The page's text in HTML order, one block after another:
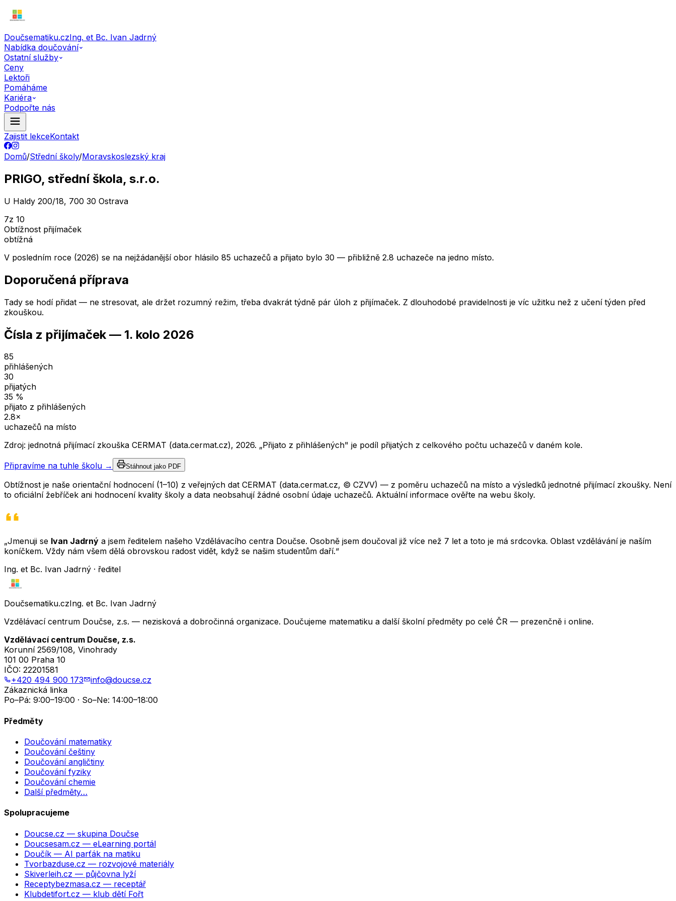
Doučsematiku.czIng. et Bc. Ivan Jadrný
Nabídka doučování
Ostatní služby
Ceny
Lektoři
Pomáháme
Kariéra
Podpořte nás
Zajistit lekceKontakt
Domů/Střední školy/Moravskoslezský kraj
PRIGO, střední škola, s.r.o.
U Haldy 200/18, 700 30 Ostrava
7z 10
Obtížnost přijímaček
obtížná
V posledním roce (2026) se na nejžádanější obor hlásilo 85 uchazečů a přijato bylo 30 — přibližně 2.8 uchazeče na jedno místo.
Doporučená příprava
Tady se hodí přidat — ne stresovat, ale držet rozumný režim, třeba dvakrát týdně pár úloh z přijímaček. Z dlouhodobé pravidelnosti je víc užitku než z učení týden před
zkouškou.
Čísla z přijímaček — 1. kolo 2026
85
přihlášených
30
přijatých
35 %
přijato z přihlášených
2.8×
uchazečů na místo
Zdroj: jednotná přijímací zkouška CERMAT (data.cermat.cz), 2026. „Přijato z přihlášených" je podíl přijatých z celkového počtu uchazečů v daném kole.
Připravíme na tuhle školu → Stáhnout jako PDF
Obtížnost je naše orientační hodnocení (1–10) z veřejných dat CERMAT (data.cermat.cz, © CZVV) — z poměru uchazečů na místo a výsledků jednotné přijímací zkoušky. Není
to oficiální žebříček ani hodnocení kvality školy a data neobsahují žádné osobní údaje uchazečů. Aktuální informace ověřte na webu školy.
„Jmenuji se Ivan Jadrný a jsem ředitelem našeho Vzdělávacího centra Doučse. Osobně jsem doučoval již více než 7 let a toto je má srdcovka. Oblast vzdělávání je naším
koníčkem. Vždy nám všem dělá obrovskou radost vidět, když se našim studentům daří.“
Ing. et Bc. Ivan Jadrný · ředitel
Doučsematiku.czIng. et Bc. Ivan Jadrný
Vzdělávací centrum Doučse, z.s. — nezisková a dobročinná organizace. Doučujeme matematiku a další školní předměty po celé ČR — prezenčně i online.
Vzdělávací centrum Doučse, z.s.
Korunní 2569/108, Vinohrady
101 00 Praha 10
IČO: 22201581
+420 494 900 173
info@doucse.cz
Zákaznická linka
Po–Pá: 9:00–19:00 · So–Ne: 14:00–18:00
Předměty
Doučování matematiky
Doučování češtiny
Doučování angličtiny
Doučování fyziky
Doučování chemie
Další předměty…
Spolupracujeme
Doucse.cz — skupina Doučse
Doucsesam.cz — eLearning portál
Doučík — AI parťák na matiku
Tvorbazduse.cz — rozvojové materiály
Skiverleih.cz — půjčovna lyží
Receptybezmasa.cz — receptář
Klubdetifort.cz — klub dětí Fořt